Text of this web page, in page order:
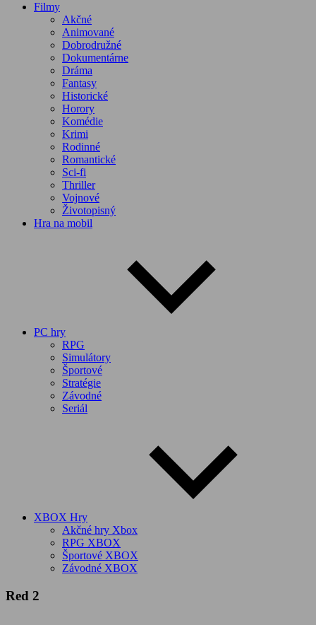
Filmy
Akčné
Animované
Dobrodružné
Dokumentárne
Dráma
Fantasy
Historické
Horory
Komédie
Krimi
Rodinné
Romantické
Sci-fi
Thriller
Vojnové
Životopisný
Hra na mobil
PC hry
RPG
Simulátory
Športové
Stratégie
Závodné
Seriál
XBOX Hry
Akčné hry Xbox
RPG XBOX
Športové XBOX
Závodné XBOX
Red 2